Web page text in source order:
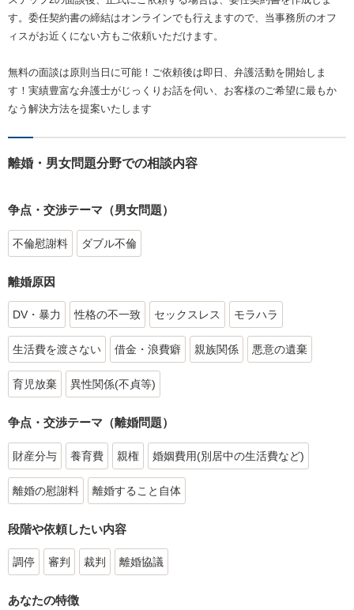
す。委任契約書の締結はオンラインでも行えますので、当事務所のオフ
ィスがお近くにない方もご依頼いただけます。
無料の面談は原則当日に可能！ご依頼後は即日、弁護活動を開始しま
す！実績豊富な弁護士がじっくりお話を伺い、お客様のご希望に最もか
なう解決方法を提案いたします
離婚・男女問題分野での相談内容
争点・交渉テーマ（男女問題）
不倫慰謝料 ダブル不倫
離婚原因
DV・暴力 性格の不一致 セックスレス モラハラ
生活費を渡さない 借金・浪費癖 親族関係 悪意の遺棄
育児放棄 異性関係(不貞等)
争点・交渉テーマ（離婚問題）
財産分与 養育費 親権 婚姻費用(別居中の生活費など)
離婚の慰謝料 離婚すること自体
段階や依頼したい内容
調停 審判 裁判 離婚協議
あなたの特徴